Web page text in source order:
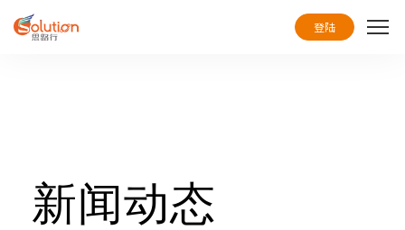
高端定制案例
登陆
新闻动态